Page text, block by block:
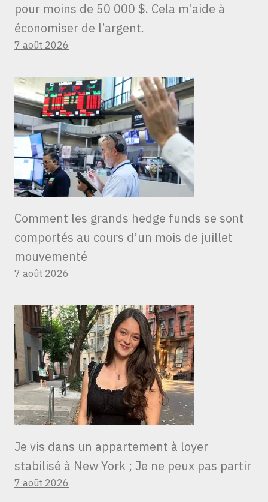
pour moins de 50 000 $. Cela m’aide à
économiser de l’argent.
7 août 2026
Comment les grands hedge funds se sont
comportés au cours d’un mois de juillet
mouvementé
7 août 2026
Je vis dans un appartement à loyer
stabilisé à New York ; Je ne peux pas partir
7 août 2026